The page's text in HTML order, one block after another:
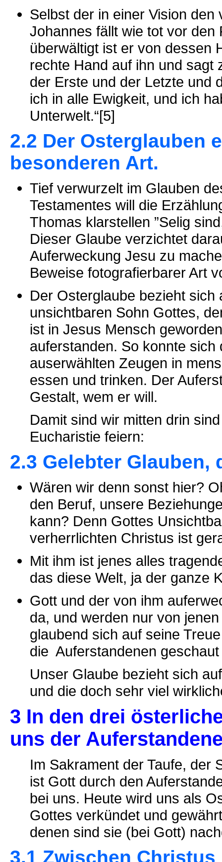
Selbst der in einer Vision
Johannes fällt wie tot vor
überwältigt ist er von dessen
rechte Hand auf ihn und sagt
der Erste und der Letzte und
ich in alle Ewigkeit, und ich
Unterwelt.“[5]
2.2 Der Osterglauben
besonderen Art.
Tief verwurzelt im Glauben
Testamentes will die
Thomas klarstellen ”Selig
Dieser Glaube verzichtet
Auferweckung Jesu zu
Beweise fotografierbarer Art
Der Osterglaube bezieht
unsichtbaren Sohn Gottes,
ist in Jesus Mensch
auferstanden. So konnte
auserwählten Zeugen in
essen und trinken. Der
Gestalt, wem er will.
Damit sind wir mitten drin
Eucharistie feiern:
2.3 Gelebter Glauben,
Wären wir denn sonst hier?
den Beruf, unsere
kann? Denn Gottes
verherrlichten Christus ist
Mit ihm ist jenes alles
das diese Welt, ja der ganze
Gott und der von ihm
da, und werden nur von
glaubend sich auf seine
die Auferstandenen
Unser Glaube bezieht sich
und die doch sehr viel
3 In den drei
uns der
Im Sakrament der Taufe, der
ist Gott durch den
bei uns. Heute wird uns als
Gottes verkündet und
denen sind sie (bei Gott)
3.1 Zwischen